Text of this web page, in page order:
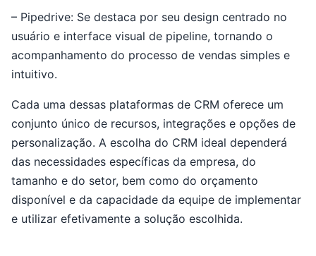
– Pipedrive: Se destaca por seu design centrado no
usuário e interface visual de pipeline, tornando o
acompanhamento do processo de vendas simples e
intuitivo.
Cada uma dessas plataformas de CRM oferece um
conjunto único de recursos, integrações e opções de
personalização. A escolha do CRM ideal dependerá
das necessidades específicas da empresa, do
tamanho e do setor, bem como do orçamento
disponível e da capacidade da equipe de implementar
e utilizar efetivamente a solução escolhida.